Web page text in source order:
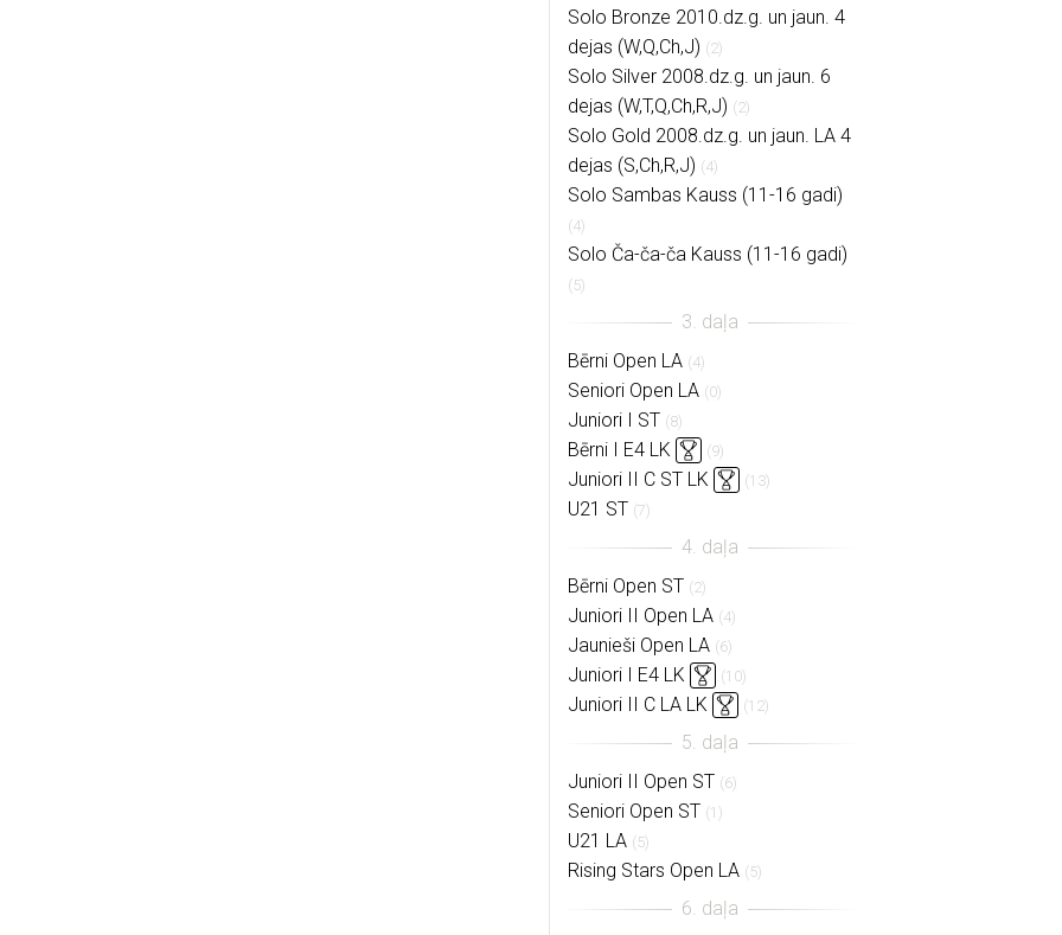
Solo Bronze 2010.dz.g. un jaun. 4
dejas (W,Q,Ch,J) (2)
Solo Silver 2008.dz.g. un jaun. 6
dejas (W,T,Q,Ch,R,J) (2)
Solo Gold 2008.dz.g. un jaun. LA 4
dejas (S,Ch,R,J) (4)
Solo Sambas Kauss (11-16 gadi)
(4)
Solo Ča-ča-ča Kauss (11-16 gadi)
(5)
Bērni Open LA (4)
Seniori Open LA (0)
Juniori I ST (8)
Bērni I E4 LK (9)
Juniori II C ST LK (13)
U21 ST (7)
Bērni Open ST (2)
Juniori II Open LA (4)
Jaunieši Open LA (6)
Juniori I E4 LK (10)
Juniori II C LA LK (12)
Juniori II Open ST (6)
Seniori Open ST (1)
U21 LA (5)
Rising Stars Open LA (5)